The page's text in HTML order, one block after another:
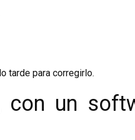
tarde para corregirlo.
con un